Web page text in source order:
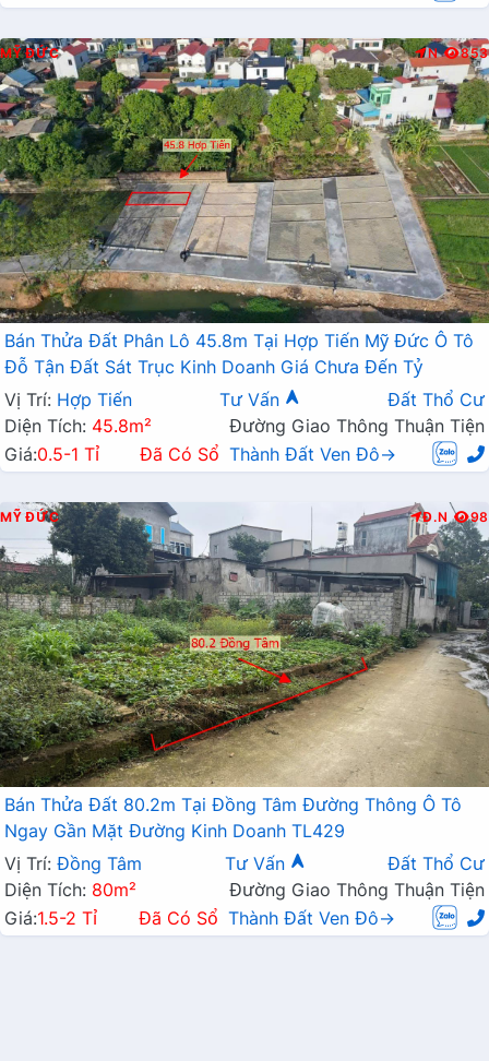
MỸ ĐỨC N 853
Bán Thửa Đất Phân Lô 45.8m Tại Hợp Tiến Mỹ Đức Ô Tô
Đỗ Tận Đất Sát Trục Kinh Doanh Giá Chưa Đến Tỷ
Vị Trí: Hợp Tiến Tư Vấn
Đất Thổ Cư
Diện Tích: 45.8m²
Đường Giao Thông Thuận Tiện
Giá:0.5-1 Tỉ Đã Có Sổ Thành Đất Ven Đô→
MỸ ĐỨC Đ.N 98
Bán Thửa Đất 80.2m Tại Đồng Tâm Đường Thông Ô Tô
Ngay Gần Mặt Đường Kinh Doanh TL429
Vị Trí: Đồng Tâm Tư Vấn
Đất Thổ Cư
Diện Tích: 80m²
Đường Giao Thông Thuận Tiện
Giá:1.5-2 Tỉ Đã Có Sổ Thành Đất Ven Đô→